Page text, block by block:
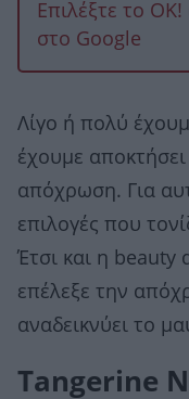
Επιλέξτε το
στο Google
Λίγο ή πολύ
έχουμε
απόχρωση. Για
επιλογές που
Έτσι και η beauty
επέλεξε την
αναδεικνύει το
Tangerine